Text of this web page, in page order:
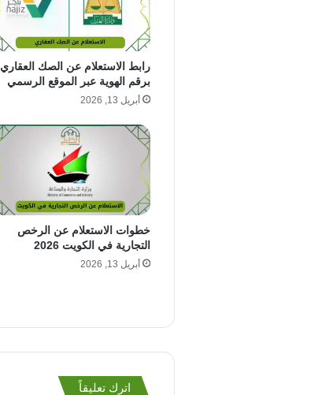
رابط الاستعلام عن الصك العقاري
برقم الهوية عبر الموقع الرسمي
أبريل 13, 2026
خطوات الاستعلام عن الرخص
التجارية في الكويت 2026
أبريل 13, 2026
اترك تعليقاً